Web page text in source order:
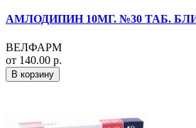
АМЛОДИПИН 10МГ. №30 ТАБ.
ВЕЛФАРМ
от 140.00 р.
В корзину